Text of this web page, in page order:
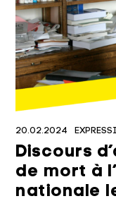
20.02.2024
Discours
de mort à
nationale